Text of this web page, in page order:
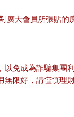
廣大會員所張貼
免成為詐騙集團利
限好，請慬慎理